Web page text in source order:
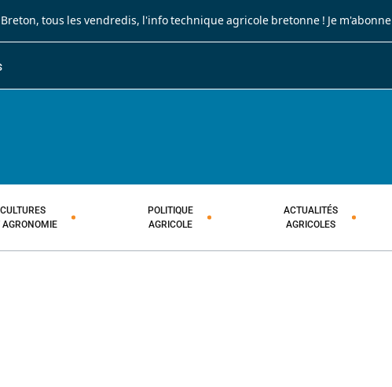
, tous les vendredis, l'info technique agricole bretonne ! Je m'abonne
CULTURES
AGRONOMIE
POLITIQUE
AGRICOLE
ACTUALITÉS
AGRICOLES